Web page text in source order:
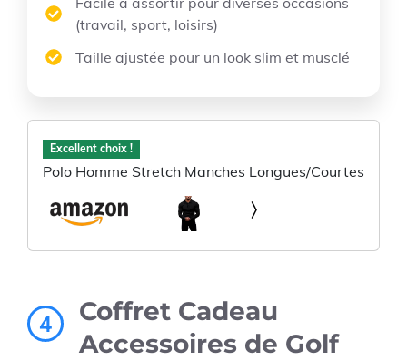
(travail, sport, loisirs)
Taille ajustée pour un look slim et musclé
Excellent choix !
Polo Homme Stretch Manches Longues/Courtes
4
Coffret Cadeau
Accessoires de Golf